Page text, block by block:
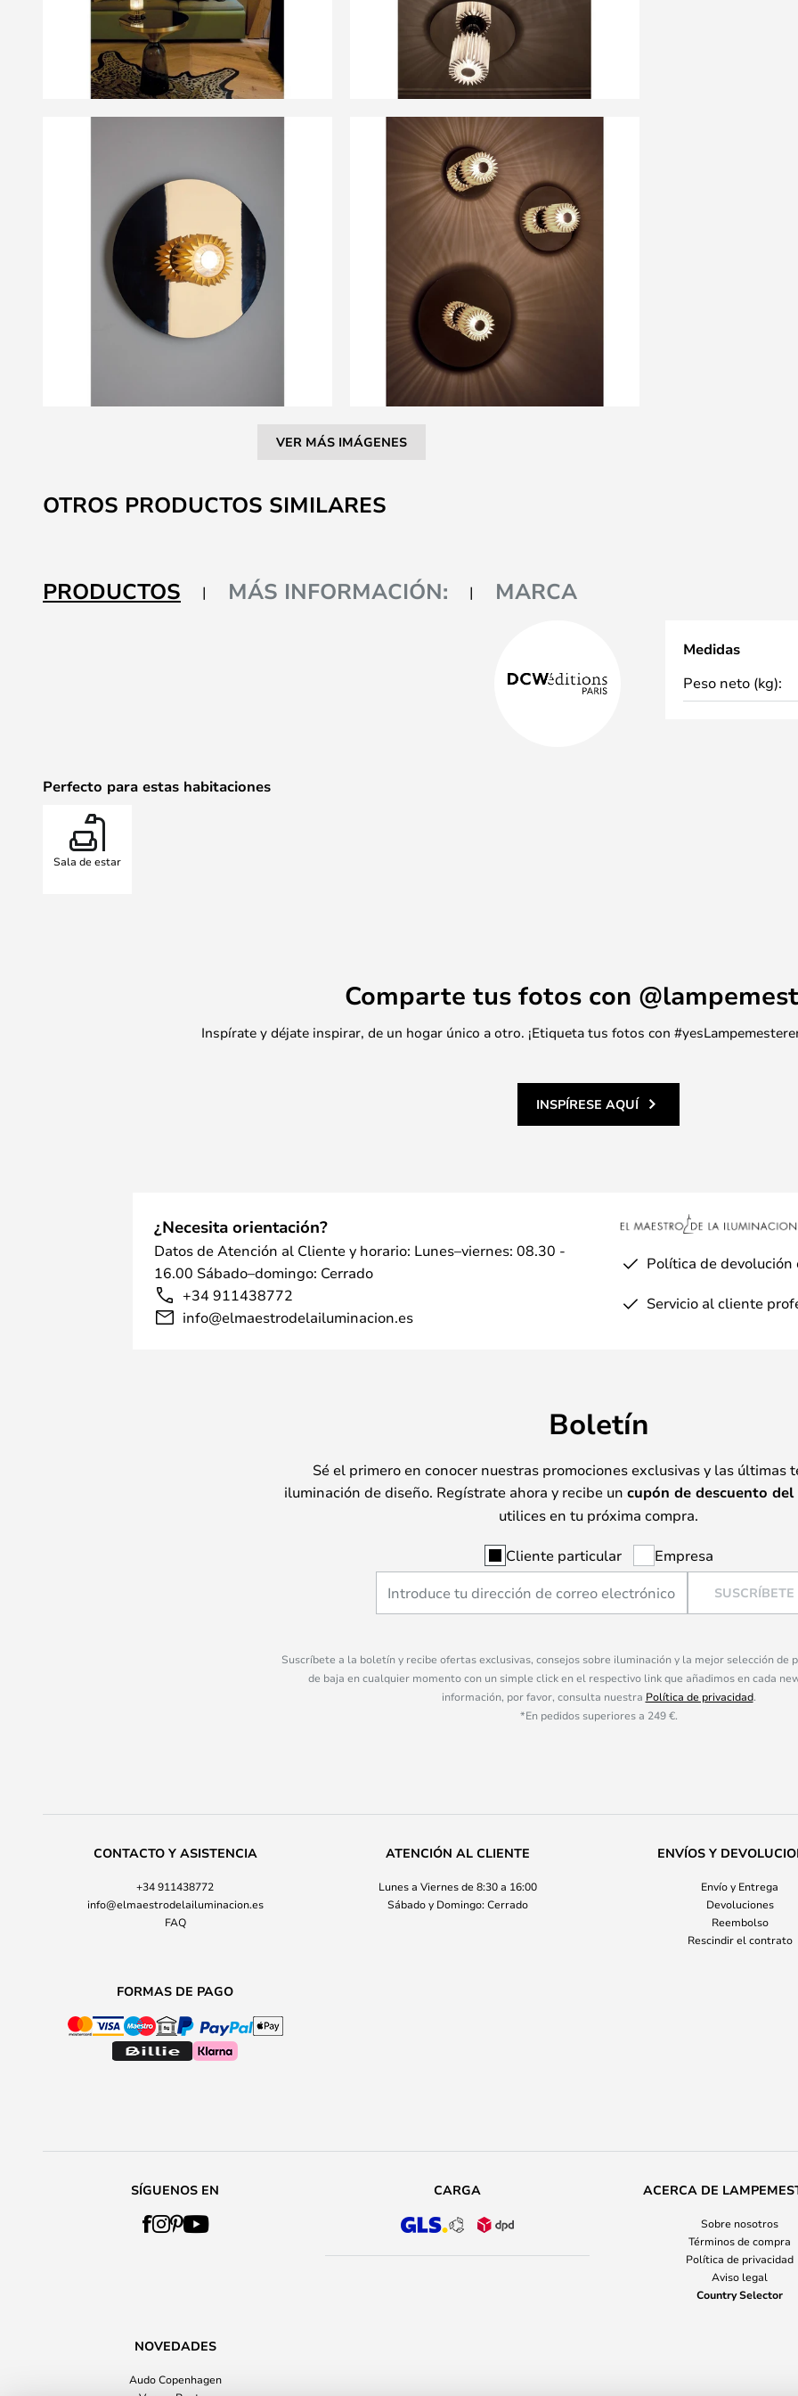
VER MÁS IMÁGENES
al
comienzo
galería
de
OTROS PRODUCTOS SIMILARES
PRODUCTOS MÁS INFORMACIÓN: MARCA
Perfecto para estas habitaciones
Sala de estar
Medidas
Peso neto (kg):
Comparte tus fotos con
Inspírate y déjate inspirar, de un hogar único a otro. ¡Etiqueta tus fotos con
INSPÍRESE AQUÍ
¿Necesita orientación?
Datos de Atención al Cliente y horario: Lunes–viernes: 08.30 -
16.00 Sábado–domingo: Cerrado
+34 911438772
info@elmaestrodelailuminacion.es
Política de devolución
Servicio al cliente
Boletín
Sé el primero en conocer nuestras promociones exclusivas y las últimas
iluminación de diseño. Regístrate ahora y recibe un cupón de descuento del
utilices en tu próxima compra.
Cliente particular Empresa
SUSCRÍBETE
Suscríbete a la boletín y recibe ofertas exclusivas, consejos sobre iluminación y la mejor selección de
de baja en cualquier momento con un simple click en el respectivo link que añadimos en cada
información, por favor, consulta nuestra Política de privacidad.
*En pedidos superiores a 249 €.
CONTACTO Y ASISTENCIA
+34 911438772
info@elmaestrodelailuminacion.es
FAQ
ATENCIÓN AL CLIENTE
Lunes a Viernes de 8:30 a 16:00
Sábado y Domingo: Cerrado
ENVÍOS Y
Envío y Entrega
Devoluciones
Reembolso
Rescindir el contrato
FORMAS DE PAGO
SÍGUENOS EN CARGA ACERCA DE
Sobre nosotros
Términos de compra
Política de privacidad
Aviso legal
Country Selector
NOVEDADES
Audo Copenhagen